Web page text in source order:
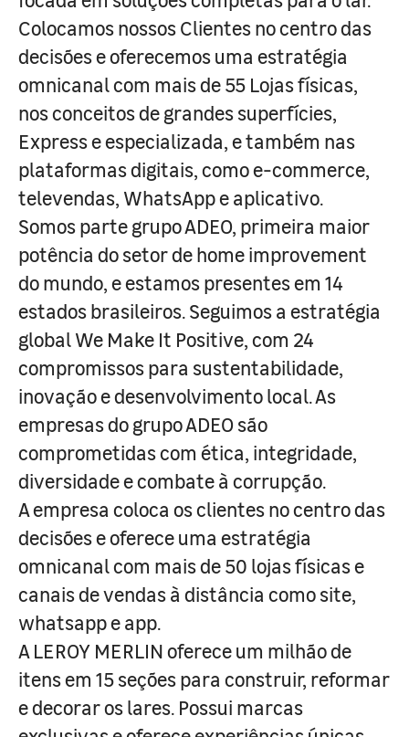
Colocamos nossos Clientes no centro das
decisões e oferecemos uma estratégia
omnicanal com mais de 55 Lojas físicas,
nos conceitos de grandes superfícies,
Express e especializada, e também nas
plataformas digitais, como e-commerce,
televendas, WhatsApp e aplicativo.
Somos parte grupo ADEO, primeira maior
potência do setor de home improvement
do mundo, e estamos presentes em 14
estados brasileiros. Seguimos a estratégia
global We Make It Positive, com 24
compromissos para sustentabilidade,
inovação e desenvolvimento local. As
empresas do grupo ADEO são
comprometidas com ética, integridade,
diversidade e combate à corrupção.
A empresa coloca os clientes no centro das
decisões e oferece uma estratégia
omnicanal com mais de 50 lojas físicas e
canais de vendas à distância como site,
whatsapp e app.
A LEROY MERLIN oferece um milhão de
itens em 15 seções para construir, reformar
e decorar os lares. Possui marcas